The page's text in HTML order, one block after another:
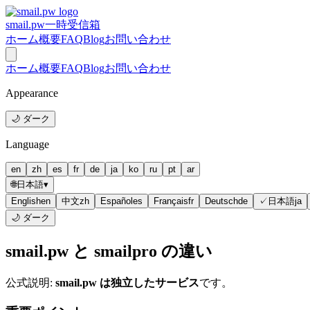
smail.pw一時受信箱
ホーム概要FAQBlogお問い合わせ
ホーム概要FAQBlogお問い合わせ
Appearance
🌙 ダーク
Language
en zh es fr de ja ko ru pt
ar
🌐日本語▾
Englishen 中文zh Español es Françaisfr Deutschde ✓ 日本語ja
🌙 ダーク
smail.pw と smailpro の違い
公式説明: smail.pw は独立したサービスです。